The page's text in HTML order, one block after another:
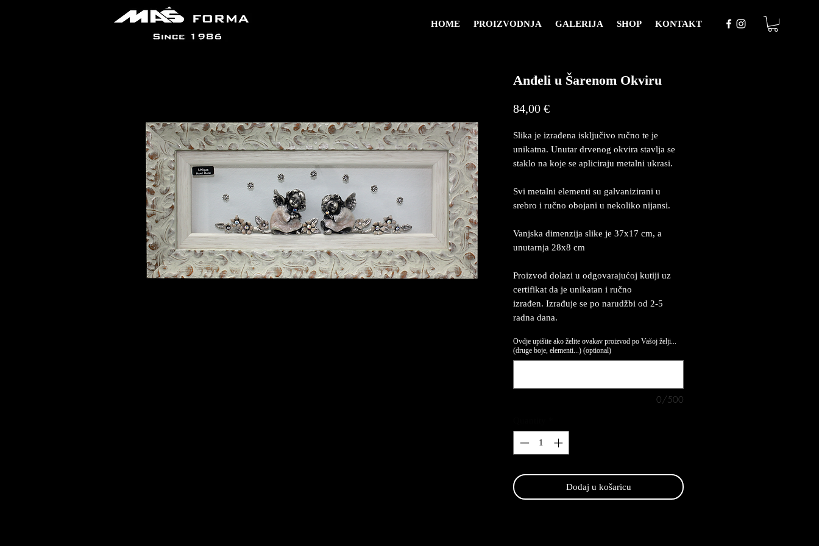
HOME PROIZVODNJA GALERIJA SHOP KONTAKT
Anđeli u Šarenom Okviru
84,00 €Price
Slika je izrađena isključivo ručno te je
unikatna. Unutar drvenog okvira stavlja se
staklo na koje se apliciraju metalni ukrasi.
Svi metalni elementi su galvanizirani u
srebro i ručno obojani u nekoliko nijansi.
Vanjska dimenzija slike je 37x17 cm, a
unutarnja 28x8 cm
Proizvod dolazi u odgovarajućoj kutiji uz
certifikat da je unikatan i ručno
izrađen. Izrađuje se po narudžbi od 2-5
radna dana.
Ovdje upišite ako želite ovakav proizvod po Vašoj želji...
(druge boje, elementi...) (optional)
0/500
Dodaj u košaricu